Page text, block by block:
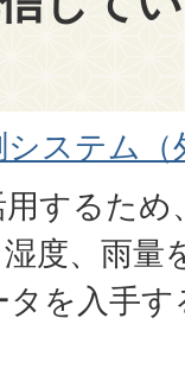
ステム
するた
度、雨量
タを入手